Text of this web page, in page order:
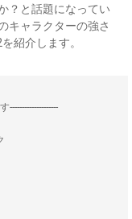
？と話題になってい
キャラクターの強さ
紹介します。